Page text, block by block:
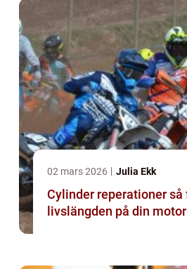
02 mars 2026 Julia Ekk
Cylinder reperationer så förlänger du
livslängden på din motor